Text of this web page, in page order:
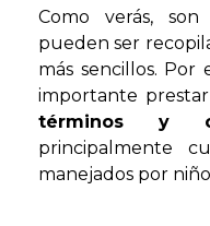
Como verás,
pueden ser
más sencillos. Por
importante
términos y
principalmente
manejados por